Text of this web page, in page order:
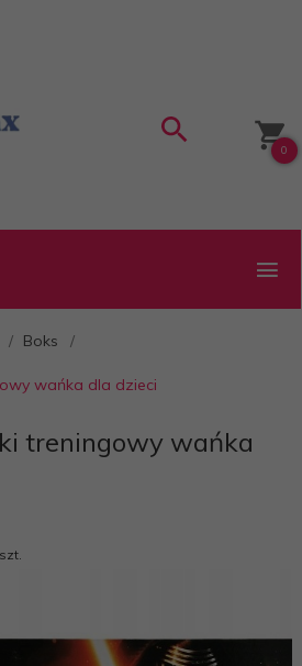
0
Boks
wańka dla dzieci
treningowy wańka